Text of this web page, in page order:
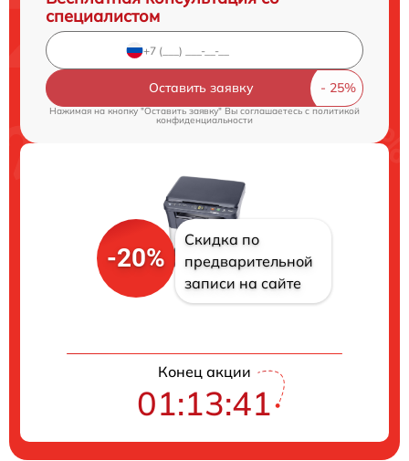
специалистом
Оставить заявку
Нажимая на кнопку "Оставить заявку" Вы соглашаетесь c политикой
конфиденциальности
-20%
Скидка по
предварительной
записи на сайте
Конец акции
01:13:40